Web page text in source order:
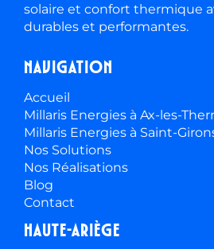
solaire et confort thermique
durables et performantes.
Navigation
Accueil
Millaris Energies à Ax-les-
Millaris Energies à Saint-
Nos Solutions
Nos Réalisations
Blog
Contact
Haute-ariège